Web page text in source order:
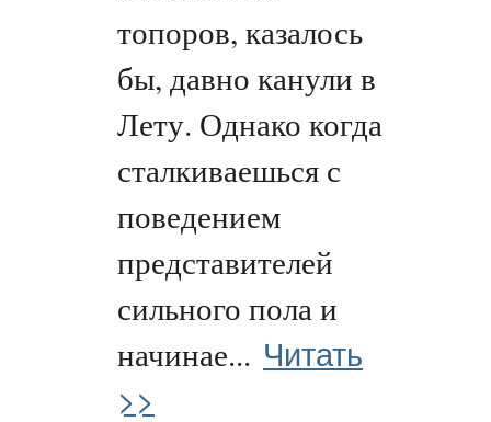
топоров, казалось
бы, давно канули в
Лету. Однако когда
сталкиваешься с
поведением
представителей
сильного пола и
начинае... Читать
>>